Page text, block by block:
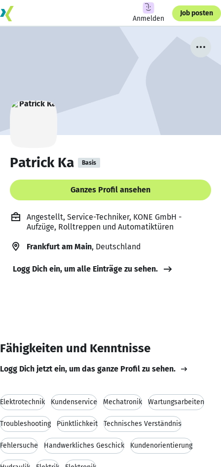
Anmelden
Job posten
Patrick Ka Basis
Ganzes Profil ansehen
Angestellt, Service-Techniker, KONE GmbH -
Aufzüge, Rolltreppen und Automatiktüren
Frankfurt am Main, Deutschland
Logg Dich ein, um alle Einträge zu sehen.
Fähigkeiten und Kenntnisse
Logg Dich jetzt ein, um das ganze Profil zu sehen.
Elektrotechnik Kundenservice Mechatronik Wartungsarbeiten
Troubleshooting Pünktlichkeit Technisches Verständnis
Fehlersuche Handwerkliches Geschick Kundenorientierung